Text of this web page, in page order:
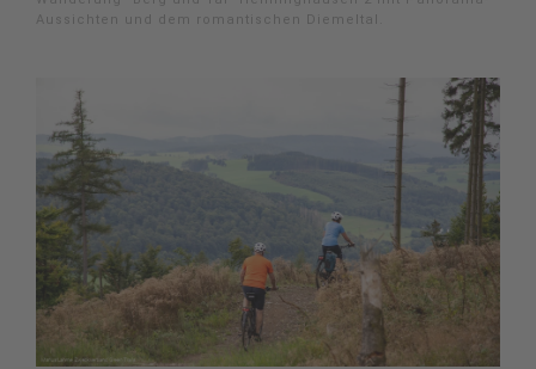
Aussichten und dem romantischen Diemeltal.